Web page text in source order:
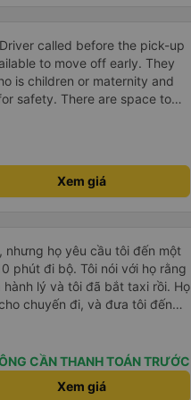
called before the pick-up
to move off early. They
is children or maternity and
safety. There are space to
port and LCD screen is not
with massage seat. One
You can choose the
is very friendly . I will
company to everyone for
có sẵn sàng để di chuyển
hành khách là trẻ em hoặc
hợp để đảm bảo an toàn.
chỗ ngồi của tôi. Hàng ghế sau
ghế tối đa so với các ghế
Xem giá
nhưng họ yêu cầu tôi đến một
phút đi bộ. Tôi nói với họ rằng
lý và tôi đã bắt taxi rồi. Họ
chuyến đi, và đưa tôi đến
trả lời rất rõ ràng và nhanh
tôi bận tâm. Xe buýt thoải
CẦN THANH TOÁN TRƯỚC
Xem giá